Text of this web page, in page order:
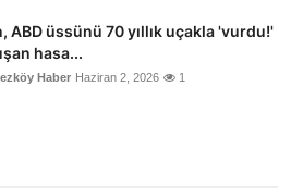
ABD üssünü 70 yıllık uçakla 'vurdu!'
hasa...
Haber Haziran 2, 2026 1